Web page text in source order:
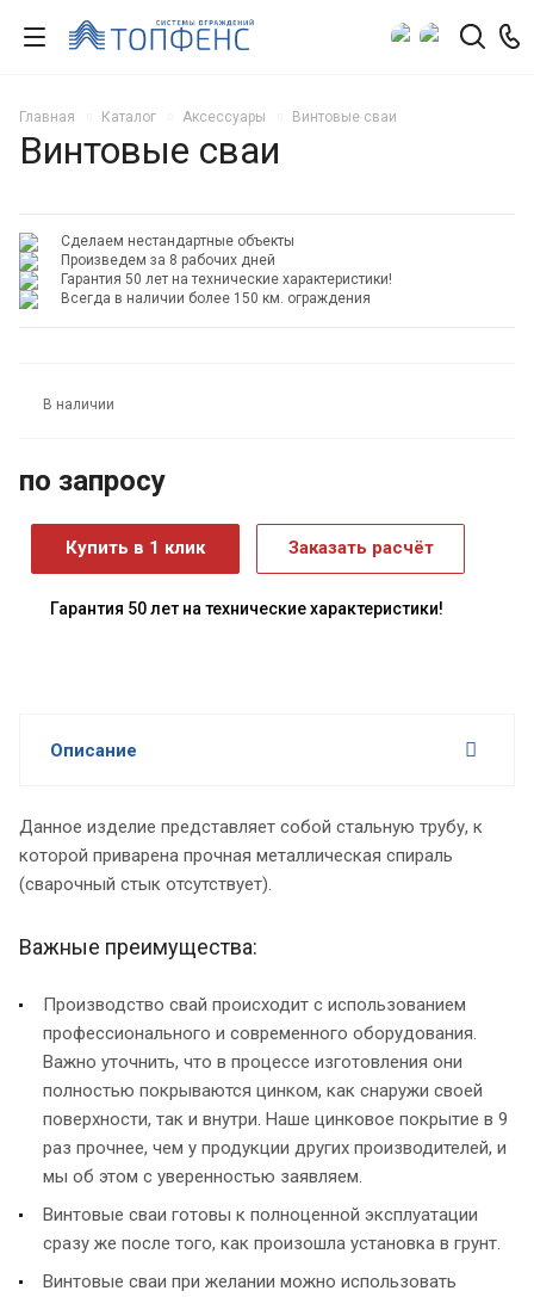
Главная Каталог Аксессуары Винтовые сваи
Винтовые сваи
Сделаем нестандартные объекты
Произведем за 8 рабочих дней
Гарантия 50 лет на технические характеристики!
Всегда в наличии более 150 км. ограждения
В наличии
по запросу
Купить в 1 клик Заказать расчёт
Гарантия 50 лет на технические характеристики!
Описание
Данное изделие представляет собой стальную трубу, к
которой приварена прочная металлическая спираль
(сварочный стык отсутствует).
Важные преимущества:
Производство свай происходит с использованием
профессионального и современного оборудования.
Важно уточнить, что в процессе изготовления они
полностью покрываются цинком, как снаружи своей
поверхности, так и внутри. Наше цинковое покрытие в 9
раз прочнее, чем у продукции других производителей, и
мы об этом с уверенностью заявляем.
Винтовые сваи готовы к полноценной эксплуатации
сразу же после того, как произошла установка в грунт.
Винтовые сваи при желании можно использовать